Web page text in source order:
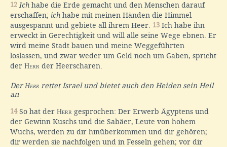
12 Ich habe die Erde gemacht und den Menschen darauf
erschaffen; ich habe mit meinen Händen die Himmel
ausgespannt und gebiete all ihrem Heer. 13 Ich habe ihn
erweckt in Gerechtigkeit und will alle seine Wege ebnen. Er
wird meine Stadt bauen und meine Weggeführten
loslassen, und zwar weder um Geld noch um Gaben, spricht
der Herr der Heerscharen.
DerHerr rettet Israel und bietet auch den Heiden sein Heil
an
14So hat der Herr gesprochen: Der Erwerb Ägyptens und
der Gewinn Kuschs und die Sabäer, Leute von hohem
Wuchs, werden zu dir hinüberkommen und dir gehören;
dir werden sie nachfolgen und in Fesseln gehen; vor dir